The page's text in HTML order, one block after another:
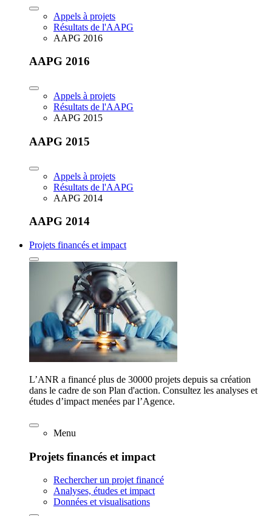
Appels à projets
Résultats de l'AAPG
AAPG 2016
AAPG 2016
Appels à projets
Résultats de l'AAPG
AAPG 2015
AAPG 2015
Appels à projets
Résultats de l'AAPG
AAPG 2014
AAPG 2014
Projets financés et impact
L’ANR a financé plus de 30000 projets depuis sa création
dans le cadre de son Plan d'action. Consultez les analyses et
études d’impact menées par l’Agence.
Menu
Projets financés et impact
Rechercher un projet financé
Analyses, études et impact
Données et visualisations